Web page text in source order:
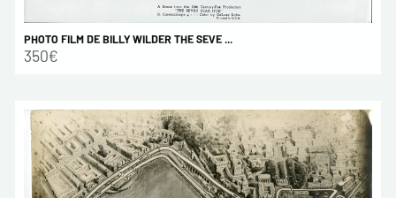
PHOTO FILM DE BILLY WILDER THE SEVE ...
350€